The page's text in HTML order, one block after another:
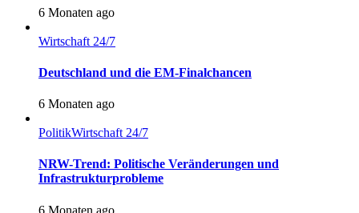
6 Monaten ago
Wirtschaft 24/7
Deutschland und die EM-Finalchancen
6 Monaten ago
PolitikWirtschaft 24/7
NRW-Trend: Politische Veränderungen und
Infrastrukturprobleme
6 Monaten ago